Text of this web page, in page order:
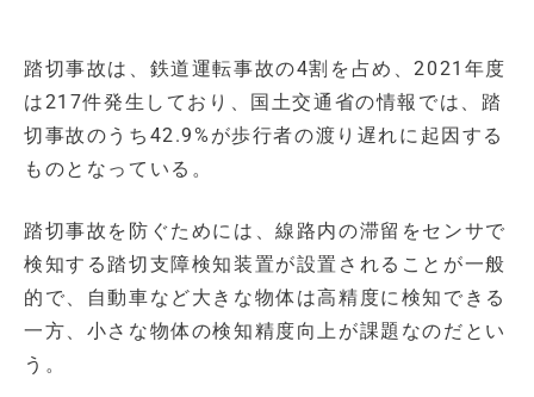
踏切事故は、鉄道運転事故の4割を占め、2021年度
は217件発生しており、国土交通省の情報では、踏
切事故のうち42.9%が歩行者の渡り遅れに起因する
ものとなっている。
踏切事故を防ぐためには、線路内の滞留をセンサで
検知する踏切支障検知装置が設置されることが一般
的で、自動車など大きな物体は高精度に検知できる
一方、小さな物体の検知精度向上が課題なのだとい
う。